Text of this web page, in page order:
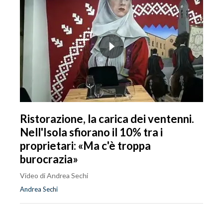
Ristorazione, la carica dei ventenni.
Nell'Isola sfiorano il 10% tra i
proprietari: «Ma c'è troppa
burocrazia»
Video di Andrea Sechi
Andrea Sechi